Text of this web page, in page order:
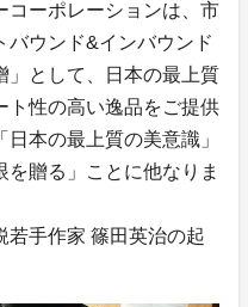
コーポレーションは、市
バウンド&インバウンド
」として、日本の最上質
ト性の高い逸品をご提供
本の最上質の美意識」
贈る」ことに他なりま
若手作家 篠田英治の起